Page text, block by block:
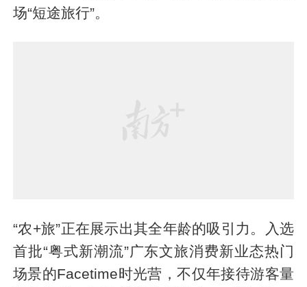
场“短途旅行”。
“农+旅”正在展示出其全年龄的吸引力。入选
首批“粤式新潮流”广东文旅消费新业态热门
场景的Facetime时光营，不仅年接待游客量